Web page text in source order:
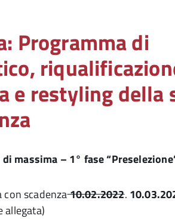
Programma di
e restyling della
massima – 1° fase
con scadenza10.02.2022.
allegata)